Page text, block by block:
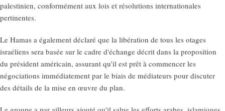
palestinien, conformément aux lois et résolutions internationales
pertinentes.
Le Hamas a également déclaré que la libération de tous les otages
israéliens sera basée sur le cadre d'échange décrit dans la proposition
du président américain, assurant qu'il est prêt à commencer les
négociations immédiatement par le biais de médiateurs pour discuter
des détails de la mise en œuvre du plan.